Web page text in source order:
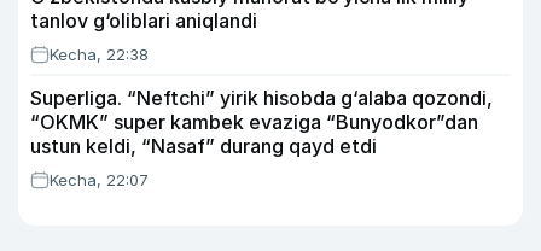
tanlov g‘oliblari aniqlandi
Kecha, 22:38
Superliga. “Neftchi” yirik hisobda g‘alaba qozondi,
“OKMK” super kambek evaziga “Bunyodkor”dan
ustun keldi, “Nasaf” durang qayd etdi
Kecha, 22:07